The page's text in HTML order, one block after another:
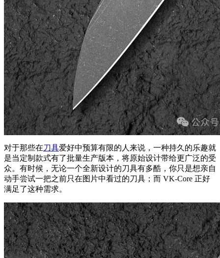
对于那些在刀具爱好中预算有限的人来说，一种持久的乐趣就
是当定制款式有了批量生产版本，将原始设计带给更广泛的受
众。有时候，无论一个全新设计的刀具有多酷，你只是想亲自
动手尝试一把之前只在图片中看过的刀具；而 VK-Core 正好
满足了这种需求。